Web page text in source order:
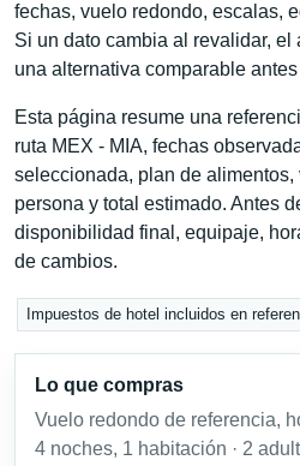
fechas, vuelo redondo, escalas,
Si un dato cambia al revalidar, el
una alternativa comparable
Esta página resume una
ruta MEX - MIA, fechas
seleccionada, plan de
persona y total estimado. Antes
disponibilidad final, equipaje,
de cambios.
Impuestos de hotel incluidos en
Lo que compras
Vuelo redondo de referencia,
4 noches, 1 habitación · 2